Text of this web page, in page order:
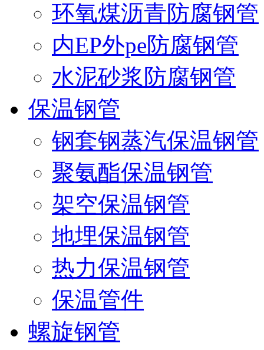
环氧煤沥青防腐钢管
内EP外pe防腐钢管
水泥砂浆防腐钢管
保温钢管
钢套钢蒸汽保温钢管
聚氨酯保温钢管
架空保温钢管
地埋保温钢管
热力保温钢管
保温管件
螺旋钢管